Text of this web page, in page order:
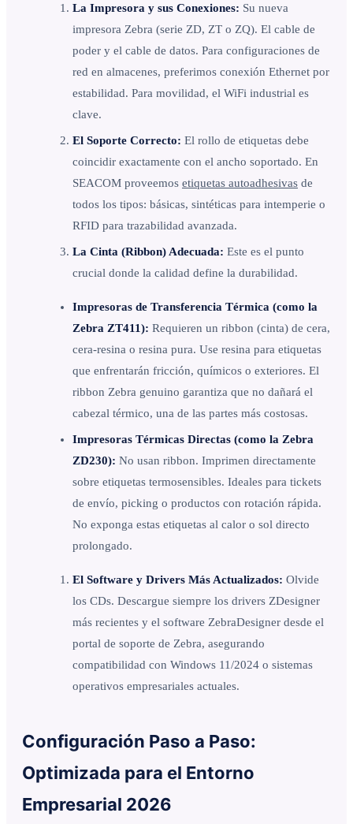
La Impresora y sus Conexiones: Su nueva
impresora Zebra (serie ZD, ZT o ZQ). El cable de
poder y el cable de datos. Para configuraciones de
red en almacenes, preferimos conexión Ethernet por
estabilidad. Para movilidad, el WiFi industrial es
clave.
El Soporte Correcto: El rollo de etiquetas debe
coincidir exactamente con el ancho soportado. En
SEACOM proveemos etiquetas autoadhesivas de
todos los tipos: básicas, sintéticas para intemperie o
RFID para trazabilidad avanzada.
La Cinta (Ribbon) Adecuada: Este es el punto
crucial donde la calidad define la durabilidad.
Impresoras de Transferencia Térmica (como la
Zebra ZT411): Requieren un ribbon (cinta) de cera,
cera-resina o resina pura. Use resina para etiquetas
que enfrentarán fricción, químicos o exteriores. El
ribbon Zebra genuino garantiza que no dañará el
cabezal térmico, una de las partes más costosas.
Impresoras Térmicas Directas (como la Zebra
ZD230): No usan ribbon. Imprimen directamente
sobre etiquetas termosensibles. Ideales para tickets
de envío, picking o productos con rotación rápida.
No exponga estas etiquetas al calor o sol directo
prolongado.
El Software y Drivers Más Actualizados: Olvide
los CDs. Descargue siempre los drivers ZDesigner
más recientes y el software ZebraDesigner desde el
portal de soporte de Zebra, asegurando
compatibilidad con Windows 11/2024 o sistemas
operativos empresariales actuales.
Configuración Paso a Paso:
Optimizada para el Entorno
Empresarial 2026